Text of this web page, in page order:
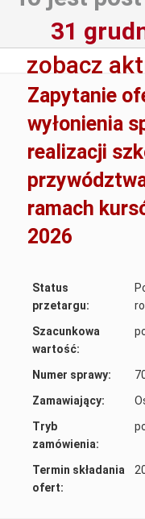
31
zobacz
Zapytanie
wyłonienia
realizacji
ramach
2026
Status
przetargu:
Szacunkowa
wartość:
Numer sprawy:
Zamawiający:
Tryb
zamówienia:
Termin składania
ofert: